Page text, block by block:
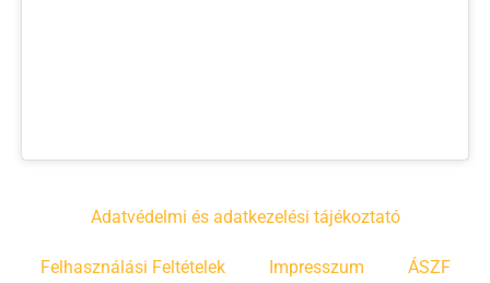
Adatvédelmi és adatkezelési tájékoztató
Felhasználási Feltételek Impresszum ÁSZF